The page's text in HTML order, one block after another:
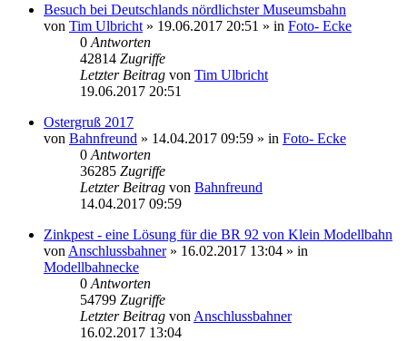
Besuch bei Deutschlands nördlichster Museumsbahn
von Tim Ulbricht » 19.06.2017 20:51 » in Foto- Ecke
0 Antworten
42814 Zugriffe
Letzter Beitrag von Tim Ulbricht
19.06.2017 20:51
Ostergruß 2017
von Bahnfreund » 14.04.2017 09:59 » in Foto- Ecke
0 Antworten
36285 Zugriffe
Letzter Beitrag von Bahnfreund
14.04.2017 09:59
Zinkpest - eine Lösung für die BR 92 von Klein Modellbahn
von Anschlussbahner» 16.02.2017 13:04 » in
Modellbahnecke
0 Antworten
54799 Zugriffe
Letzter Beitrag von Anschlussbahner
16.02.2017 13:04